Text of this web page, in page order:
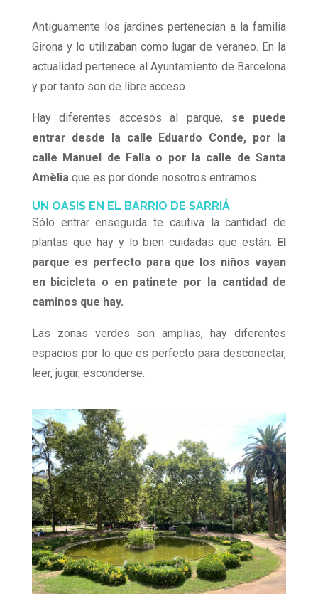
Antiguamente los jardines pertenecían a la familia
Girona y lo utilizaban como lugar de veraneo. En la
actualidad pertenece al Ayuntamiento de Barcelona
y por tanto son de libre acceso.
Hay diferentes accesos al parque, se puede
entrar desde la calle Eduardo Conde, por la
calle Manuel de Falla o por la calle de Santa
Amèliaque es por donde nosotros entramos.
UN OASIS EN EL BARRIO DE SARRIÁ
Sólo entrar enseguida te cautiva la cantidad de
plantas que hay y lo bien cuidadas que están. El
parque es perfecto para que los niños vayan
en bicicleta o en patinete por la cantidad de
caminos que hay.
Las zonas verdes son amplias, hay diferentes
espacios por lo que es perfecto para desconectar,
leer, jugar, esconderse.